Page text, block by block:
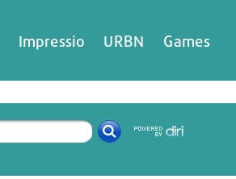
Impressio URBN Games